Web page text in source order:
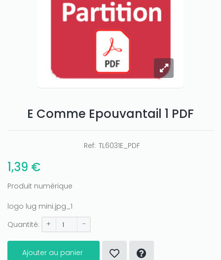
E Comme Epouvantail 1 PDF
Ref: TL6031E_PDF
1,39 €
Produit numérique
logo lug mini.jpg_1
Quantité:
+ -
Ajouter au panier